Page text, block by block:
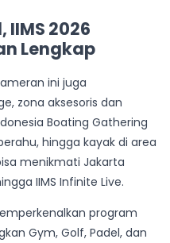
IIMS 2026
Lengkap
ini juga
zona aksesoris dan
Boating Gathering
hingga kayak di area
menikmati Jakarta
IIMS Infinite Live.
program
Gym, Golf, Padel, dan